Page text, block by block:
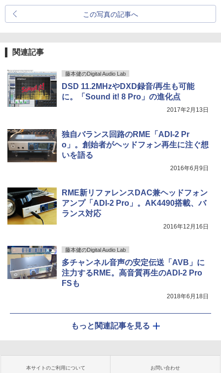
この写真の記事へ
関連記事
藤本健のDigital Audio Lab
DSD 11.2MHzやDXD録音/再生も可能
に。「Sound it! 8 Pro」の進化点
2017年2月13日
独自バランス回路のRME「ADI-2 Pr
o」。創始者がヘッドフォン再生に注ぐ想
いを語る
2016年6月9日
RME新リファレンスDAC兼ヘッドフォン
アンプ「ADI-2 Pro」。AK4490搭載、バ
ランス対応
2016年12月16日
藤本健のDigital Audio Lab
多チャンネル音声の安定伝送「AVB」に
注力するRME。高音質再生のADI-2 Pro
FSも
2018年6月18日
もっと関連記事を見る
本サイトのご利用について お問い合わせ